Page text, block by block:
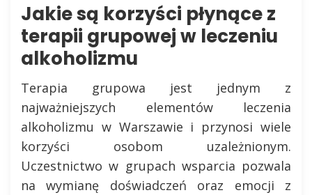
Jakie są korzyści płynące z
terapii grupowej w leczeniu
alkoholizmu
Terapia grupowa jest jednym z
najważniejszych elementów leczenia
alkoholizmu w Warszawie i przynosi wiele
korzyści osobom uzależnionym.
Uczestnictwo w grupach wsparcia pozwala
na wymianę doświadczeń oraz emocji z